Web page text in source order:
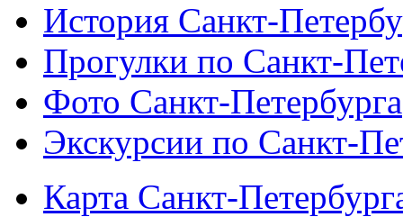
История Санкт-
Прогулки по Санкт-
Фото Санкт-Петербурга
Экскурсии по Санкт-
Карта Санкт-